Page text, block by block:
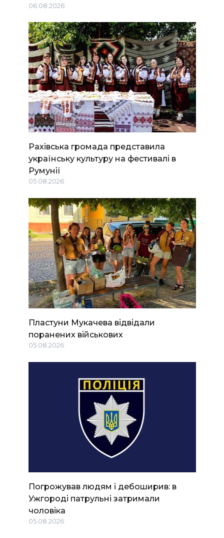
06.08.2026
Рахівська громада представила
українську культуру на фестивалі в
Румунії
05.08.2026
Пластуни Мукачева відвідали
поранених військових
05.08.2026
Погрожував людям і дебоширив: в
Ужгороді патрульні затримали
чоловіка
05.08.2026